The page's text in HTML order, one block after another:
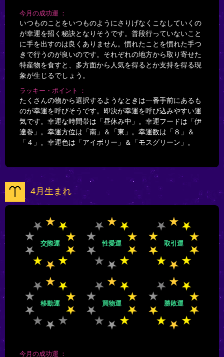
今月の成功運
いつものことをいつものようにさりげなくこなしていくの
が幸運を招く秘訣となりそうです。普段行っていないこと
に手を出すのは良くありません。慣れたことを慣れた手つ
きで行うのが良いのです。それぞれの地方から取り寄せた
特産物を食すと、多方面から人気を得るとか支持を得る現
象が生じるでしょう。
ラッキー・ポイント
たくさんの物から選択するようなときは一番手前にあるも
のが幸運を呼びそうです。即決が幸運を呼び込みやすい運
気です。幸運な時間帯は「昼休み中」。幸運フードは「伊
達巻」。幸運方位は「南」＆「東」。幸運数は「８」＆
「４」。幸運色は「アイボリー」＆「モスグリーン」。
4月生まれ
交際運 性愛運 取引運
移動運 買物運 勝敗運
今月の成功運